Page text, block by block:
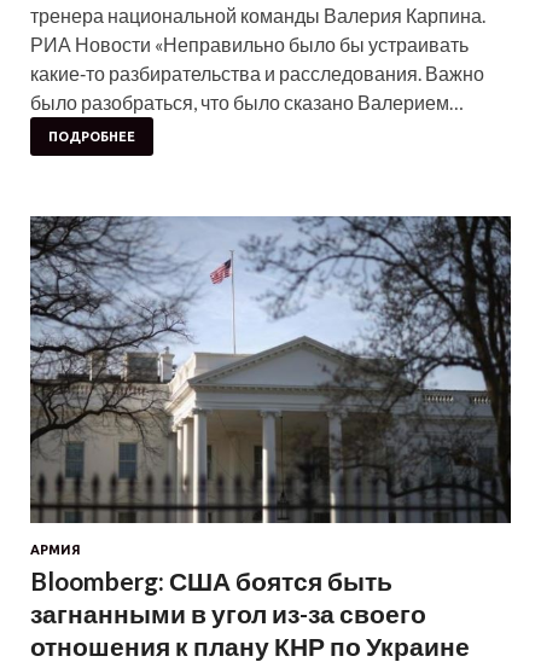
тренера национальной команды Валерия Карпина.
РИА Новости «Неправильно было бы устраивать
какие‑то разбирательства и расследования. Важно
было разобраться, что было сказано Валерием…
ПОДРОБНЕЕ
АРМИЯ
Bloomberg: США боятся быть
загнанными в угол из-за своего
отношения к плану КНР по Украине